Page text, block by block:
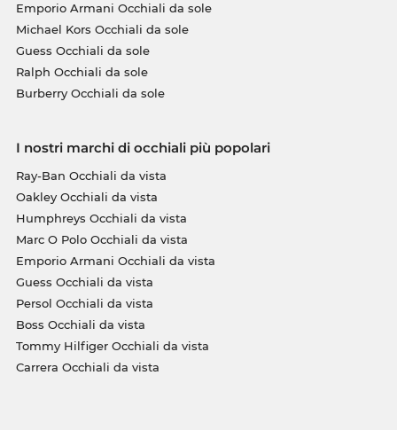
Emporio Armani Occhiali da sole
Michael Kors Occhiali da sole
Guess Occhiali da sole
Ralph Occhiali da sole
Burberry Occhiali da sole
I nostri marchi di occhiali più popolari
Ray-Ban Occhiali da vista
Oakley Occhiali da vista
Humphreys Occhiali da vista
Marc O Polo Occhiali da vista
Emporio Armani Occhiali da vista
Guess Occhiali da vista
Persol Occhiali da vista
Boss Occhiali da vista
Tommy Hilfiger Occhiali da vista
Carrera Occhiali da vista